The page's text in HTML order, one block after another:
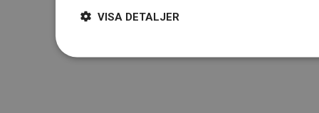
VISA DETALJER